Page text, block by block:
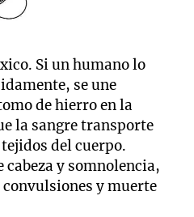
Si un humano lo
se une
de hierro en la
la sangre transporte
del cuerpo.
y somnolencia,
convulsiones y muerte